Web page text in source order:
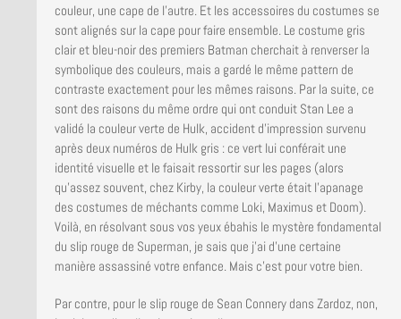
couleur, une cape de l’autre. Et les accessoires du costumes se
sont alignés sur la cape pour faire ensemble. Le costume gris
clair et bleu-noir des premiers Batman cherchait à renverser la
symbolique des couleurs, mais a gardé le même pattern de
contraste exactement pour les mêmes raisons. Par la suite, ce
sont des raisons du même ordre qui ont conduit Stan Lee a
validé la couleur verte de Hulk, accident d’impression survenu
après deux numéros de Hulk gris : ce vert lui conférait une
identité visuelle et le faisait ressortir sur les pages (alors
qu’assez souvent, chez Kirby, la couleur verte était l’apanage
des costumes de méchants comme Loki, Maximus et Doom).
Voilà, en résolvant sous vos yeux ébahis le mystère fondamental
du slip rouge de Superman, je sais que j’ai d’une certaine
manière assassiné votre enfance. Mais c’est pour votre bien.
Par contre, pour le slip rouge de Sean Connery dans Zardoz, non,